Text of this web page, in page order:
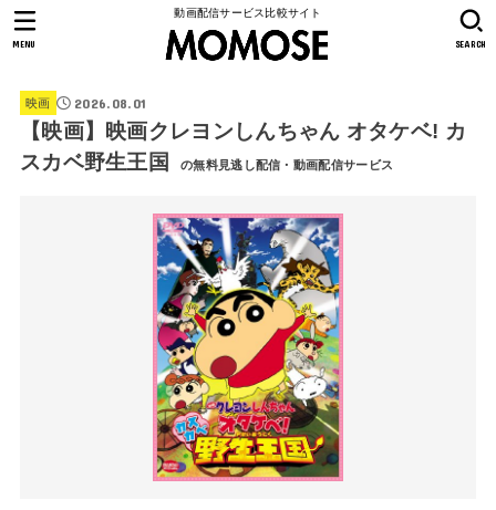
動画配信サービス比較サイト
SEARCH
MENU
映画 2026.08.01
【映画】映画クレヨンしんちゃん オタケベ! カ
スカベ野生王国
の無料見逃し配信・動画配信サービス